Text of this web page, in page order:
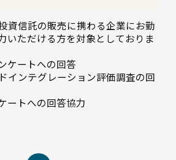
資信託の販売に携わる企業にお勤
いただける方を対象としておりま
ケートへの回答
インテグレーション評価調査の回
ートへの回答協力